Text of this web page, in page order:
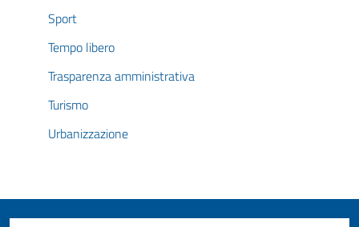
Sport
Tempo libero
Trasparenza amministrativa
Turismo
Urbanizzazione